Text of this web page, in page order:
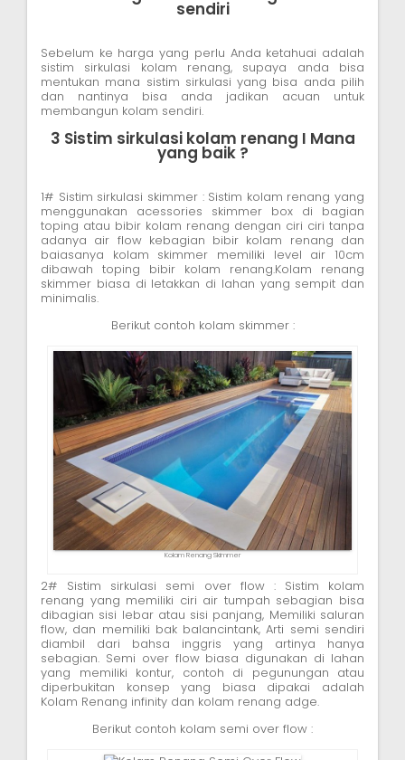
sendiri
Sebelum ke harga yang perlu Anda ketahuai adalah
sistim sirkulasi kolam renang, supaya anda bisa
mentukan mana sistim sirkulasi yang bisa anda pilih
dan nantinya bisa anda jadikan acuan untuk
membangun kolam sendiri.
3 Sistim sirkulasi kolam renang I Mana
yang baik ?
1# Sistim sirkulasi skimmer : Sistim kolam renang yang
menggunakan acessories skimmer box di bagian
toping atau bibir kolam renang dengan ciri ciri tanpa
adanya air flow kebagian bibir kolam renang dan
baiasanya kolam skimmer memiliki level air 10cm
dibawah toping bibir kolam renang.Kolam renang
skimmer biasa di letakkan di lahan yang sempit dan
minimalis.
Berikut contoh kolam skimmer :
Kolam Renang Skimmer
2# Sistim sirkulasi semi over flow : Sistim kolam
renang yang memiliki ciri air tumpah sebagian bisa
dibagian sisi lebar atau sisi panjang, Memiliki saluran
flow, dan memiliki bak balancintank, Arti semi sendiri
diambil dari bahsa inggris yang artinya hanya
sebagian. Semi over flow biasa digunakan di lahan
yang memiliki kontur, contoh di pegunungan atau
diperbukitan konsep yang biasa dipakai adalah
Kolam Renang infinity dan kolam renang adge.
Berikut contoh kolam semi over flow :